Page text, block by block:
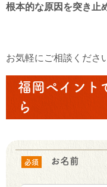
根本的な原因を突き止
お気軽にご相談くださ
福岡ペイント
ら
必須 お名前